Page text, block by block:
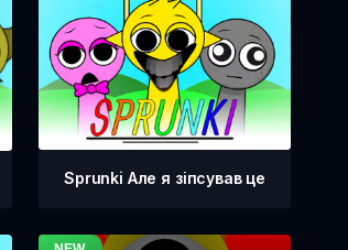
Sprunki Але я зіпсував це